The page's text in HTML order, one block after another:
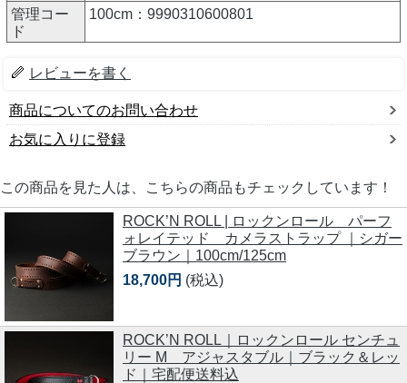
管理コー
ド
100cm：9990310600801
レビューを書く
商品についてのお問い合わせ
お気に入りに登録
この商品を見た人は、こちらの商品もチェックしています！
ROCK’N ROLL | ロックンロール パーフ
ォレイテッド カメラストラップ ｜シガー
ブラウン｜100cm/125cm
18,700円 (税込)
ROCK’N ROLL｜ロックンロール センチュ
リー M アジャスタブル｜ブラック＆レッ
ド｜宅配便送料込